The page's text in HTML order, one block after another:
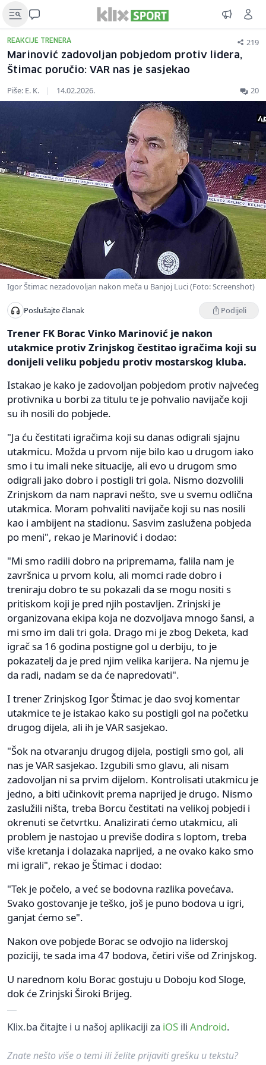
REAKCIJE TRENERA 219
Marinović zadovoljan pobjedom protiv lidera,
Štimac poručio: VAR nas je sasjekao
Piše: E. K. | 14.02.2026. 20
Igor Štimac nezadovoljan nakon meča u Banjoj Luci (Foto: Screenshot)
Poslušajte članak Podijeli
Trener FK Borac Vinko Marinović je nakon
utakmice protiv Zrinjskog čestitao igračima koji su
donijeli veliku pobjedu protiv mostarskog kluba.
Istakao je kako je zadovoljan pobjedom protiv najvećeg
protivnika u borbi za titulu te je pohvalio navijače koji
su ih nosili do pobjede.
"Ja ću čestitati igračima koji su danas odigrali sjajnu
utakmicu. Možda u prvom nije bilo kao u drugom iako
smo i tu imali neke situacije, ali evo u drugom smo
odigrali jako dobro i postigli tri gola. Nismo dozvolili
Zrinjskom da nam napravi nešto, sve u svemu odlična
utakmica. Moram pohvaliti navijače koji su nas nosili
kao i ambijent na stadionu. Sasvim zaslužena pobjeda
po meni", rekao je Marinović i dodao:
"Mi smo radili dobro na pripremama, falila nam je
završnica u prvom kolu, ali momci rade dobro i
treniraju dobro te su pokazali da se mogu nositi s
pritiskom koji je pred njih postavljen. Zrinjski je
organizovana ekipa koja ne dozvoljava mnogo šansi, a
mi smo im dali tri gola. Drago mi je zbog Deketa, kad
igrač sa 16 godina postigne gol u derbiju, to je
pokazatelj da je pred njim velika karijera. Na njemu je
da radi, nadam se da će napredovati".
I trener Zrinjskog Igor Štimac je dao svoj komentar
utakmice te je istakao kako su postigli gol na početku
drugog dijela, ali ih je VAR sasjekao.
"Šok na otvaranju drugog dijela, postigli smo gol, ali
nas je VAR sasjekao. Izgubili smo glavu, ali nisam
zadovoljan ni sa prvim dijelom. Kontrolisati utakmicu je
jedno, a biti učinkovit prema naprijed je drugo. Nismo
zaslužili ništa, treba Borcu čestitati na velikoj pobjedi i
okrenuti se četvrtku. Analizirati ćemo utakmicu, ali
problem je nastojao u previše dodira s loptom, treba
više kretanja i dolazaka naprijed, a ne ovako kako smo
mi igrali", rekao je Štimac i dodao:
"Tek je počelo, a već se bodovna razlika povećava.
Svako gostovanje je teško, još je puno bodova u igri,
ganjat ćemo se".
Nakon ove pobjede Borac se odvojio na liderskoj
poziciji, te sada ima 47 bodova, četiri više od Zrinjskog.
U narednom kolu Borac gostuju u Doboju kod Sloge,
dok će Zrinjski Široki Brijeg.
Klix.ba čitajte i u našoj aplikaciji za iOS ili Android.
Znate nešto više o temi ili želite prijaviti grešku u tekstu?